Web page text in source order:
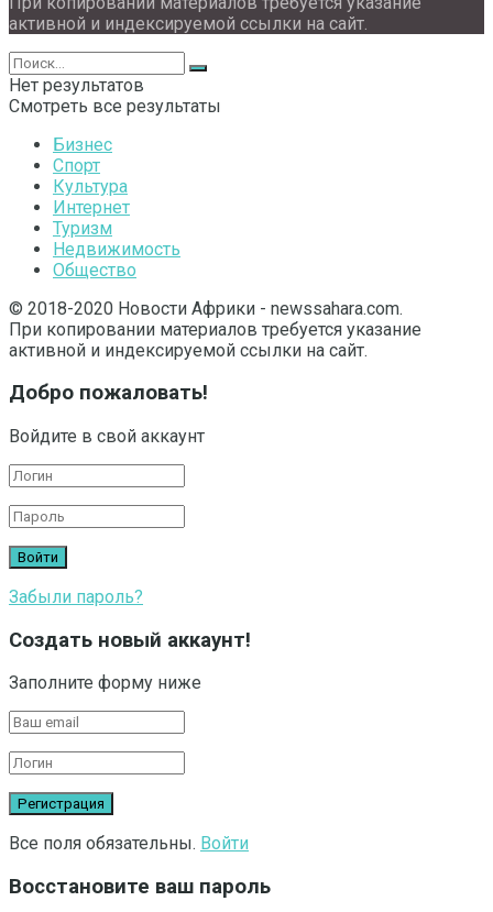
активной и индексируемой ссылки на сайт.
Нет результатов
Смотреть все результаты
Бизнес
Спорт
Культура
Интернет
Туризм
Недвижимость
Общество
© 2018-2020 Новости Африки - newssahara.com.
При копировании материалов требуется указание
активной и индексируемой ссылки на сайт.
Добро пожаловать!
Войдите в свой аккаунт
Забыли пароль?
Создать новый аккаунт!
Заполните форму ниже
Все поля обязательны. Войти
Восстановите ваш пароль